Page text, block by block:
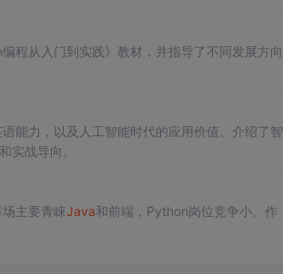
程从入门到实践》教材，并指导了不同发展方向
能力，以及人工智能时代的应用价值。介绍了智
实战导向。
主要青睐Java和前端，Python岗位竞争小。作